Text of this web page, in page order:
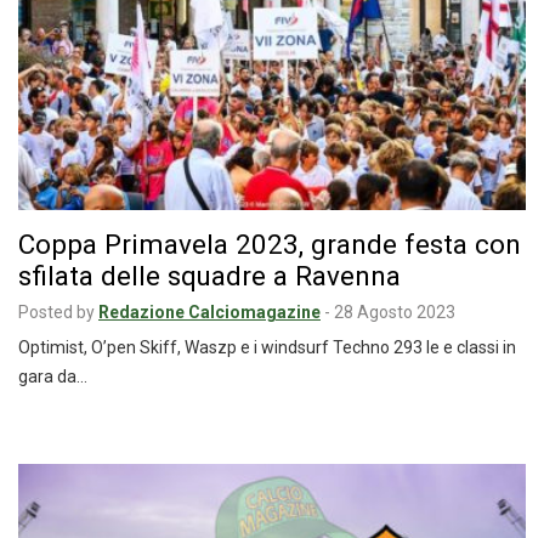
Coppa Primavela 2023, grande festa con
sfilata delle squadre a Ravenna
Posted by Redazione Calciomagazine - 28 Agosto 2023
Optimist, O’pen Skiff, Waszp e i windsurf Techno 293 le e classi in
gara da…